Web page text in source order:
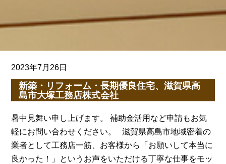
2023年7月26日
新築・リフォーム・長期優良住宅、滋賀県高
島市大塚工務店株式会社
暑中見舞い申し上げます。 補助金活用など申請もお気
軽にお問い合わせください。 滋賀県高島市地域密着の
業者として工務店一筋、お客様から「お願いして本当に
良かった！」というお声をいただける丁寧な仕事をモッ